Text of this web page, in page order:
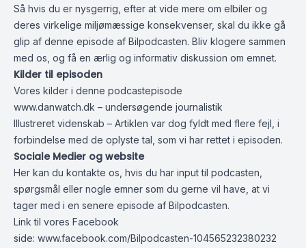
Så hvis du er nysgerrig, efter at vide mere om elbiler og
deres virkelige miljømæssige konsekvenser, skal du ikke gå
glip af denne episode af Bilpodcasten. Bliv klogere sammen
med os, og få en ærlig og informativ diskussion om emnet.
Kilder til episoden
Vores kilder i denne podcastepisode
www.danwatch.dk – undersøgende journalistik
Illustreret videnskab – Artiklen var dog fyldt med flere fejl, i
forbindelse med de oplyste tal, som vi har rettet i episoden.
Sociale Medier og website
Her kan du kontakte os, hvis du har input til podcasten,
spørgsmål eller nogle emner som du gerne vil have, at vi
tager med i en senere episode af Bilpodcasten.
Link til vores Facebook
side: www.facebook.com/Bilpodcasten-104565232380232